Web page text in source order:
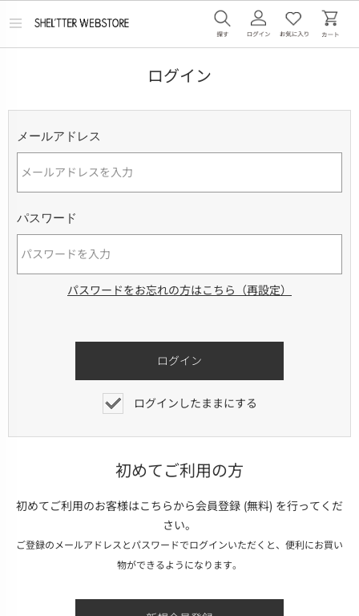
メ
ログイン
メールアドレス
パスワード
パスワードをお忘れの方はこちら（再設定）
ログインしたままにする
初めてご利用の方
初めてご利用のお客様はこちらから会員登録 (無料) を行ってくだ
さい。
ご登録のメールアドレスとパスワードでログインいただくと、便利にお買い
物ができるようになります。